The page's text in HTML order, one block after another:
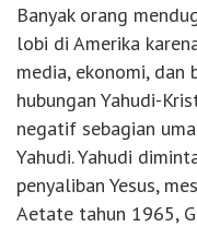
Banyak orang
lobi di Amerika
media, ekonomi, dan
hubungan Yahudi-
negatif sebagian
Yahudi. Yahudi
penyaliban Yesus,
Aetate tahun 1965,